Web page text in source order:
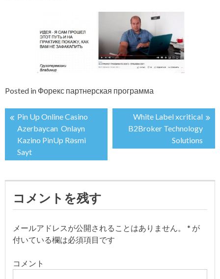
Posted in Форекс партнерская программа
投
稿
ナ
ビ
ー
シ
Pin Up Online Casino
Azerbaycan ️ Onlayn
Kazino PinUp Rəsmi
Sayt
White Label xcritical
B2Broker Technology
Solutions
コメントを残す
メールアドレスが公開されることはありません。 * が
付いている欄は必須項目です
コメント